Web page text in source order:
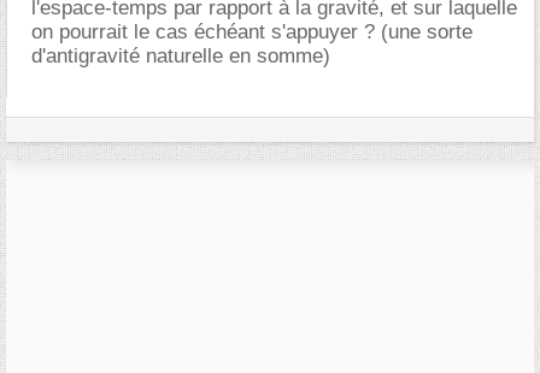
l'espace-temps par rapport à la gravité, et sur laquelle
on pourrait le cas échéant s'appuyer ? (une sorte
d'antigravité naturelle en somme)